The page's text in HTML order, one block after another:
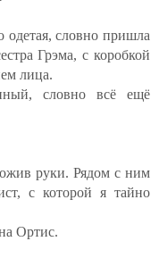
словно пришла
Грэма, с коробкой
лица.
словно всё ещё
руки. Рядом с ним
с которой я тайно
Ортис.